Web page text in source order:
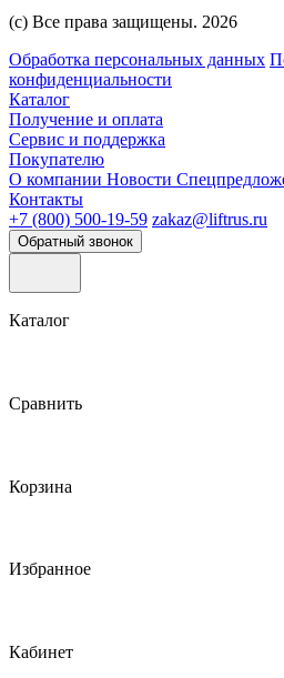
(с) Все права защищены. 2026
Обработка персональных данных
конфиденциальности
Каталог
Получение и оплата
Сервис и поддержка
Покупателю
О компании Новости
Контакты
+7 (800) 500-19-59 zakaz@liftrus.ru
Обратный звонок
Каталог
Сравнить
Корзина
Избранное
Кабинет